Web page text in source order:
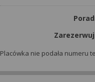
Placówka nie podała numeru